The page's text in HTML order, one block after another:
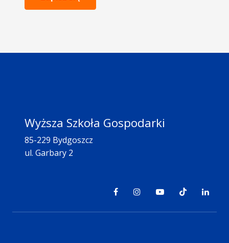
Wyższa Szkoła Gospodarki
85-229 Bydgoszcz
ul. Garbary 2